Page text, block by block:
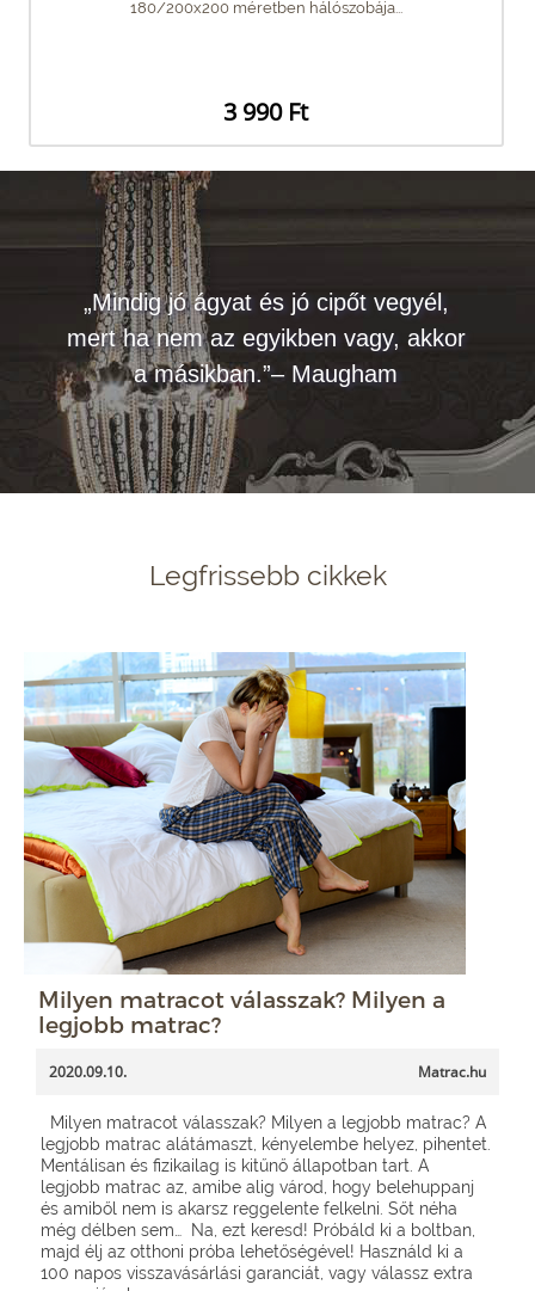
180/200x200 méretben hálószobája...
3 990 Ft
„Mindig jó ágyat és jó cipőt vegyél,
mert ha nem az egyikben vagy, akkor
a másikban.”– Maugham
Legfrissebb cikkek
Milyen matracot válasszak? Milyen a
legjobb matrac?
2020.09.10. Matrac.hu
Milyen matracot válasszak? Milyen a legjobb matrac? A
legjobb matrac alátámaszt, kényelembe helyez, pihentet.
Mentálisan és fizikailag is kitűnő állapotban tart. A
legjobb matrac az, amibe alig várod, hogy belehuppanj
és amiből nem is akarsz reggelente felkelni. Sőt néha
még délben sem… Na, ezt keresd! Próbáld ki a boltban,
majd élj az otthoni próba lehetőségével! Használd ki a
100 napos visszavásárlási garanciát, vagy válassz extra